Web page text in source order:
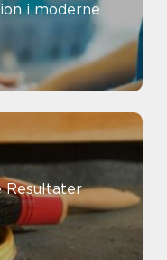
i moderne
Resultater